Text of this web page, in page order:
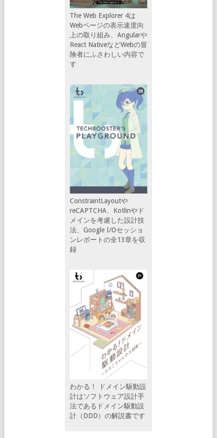
The Web Explorer 4は
Webページの表示速度向
上の取り組み、Angularや
React NativeなどWebの冒
険者にふさわしい内容で
す
ConstraintLayoutや
reCAPTCHA、Kotlinやド
メインを考慮した設計技
法、Google I/Oセッショ
ンレポートの全13章を収
録
わかる！ ドメイン駆動設
計はソフトウェア設計手
法であるドメイン駆動設
計（DDD）の解説書です